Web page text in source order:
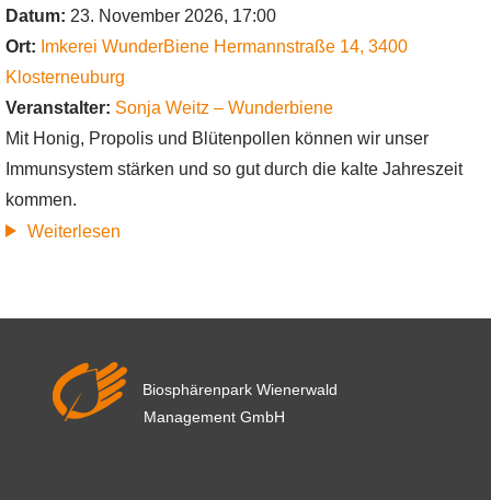
und
auf
der
Wiese
Datum: 23. November 2026, 17:00
Ort: Imkerei WunderBiene Hermannstraße 14, 3400
Klosterneuburg
Veranstalter: Sonja Weitz – Wunderbiene
Mit Honig, Propolis und Blütenpollen können wir unser
Immunsystem stärken und so gut durch die kalte Jahreszeit
kommen.
Weiterlesen
durch
WinterBiosphärenpark Wienerwald
Management GmbH